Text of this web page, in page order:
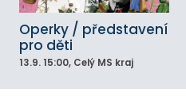
Operky / představení
pro děti
13.9. 15:00, Celý MS kraj